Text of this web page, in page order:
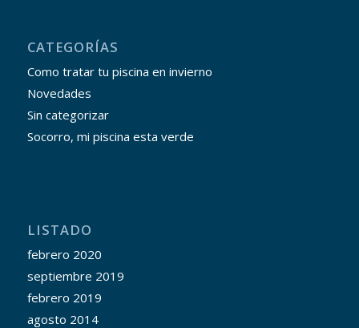
CATEGORÍAS
Como tratar tu piscina en invierno
Novedades
Sin categorizar
Socorro, mi piscina esta verde
LISTADO
febrero 2020
septiembre 2019
febrero 2019
agosto 2014